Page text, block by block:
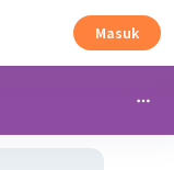
Masuk